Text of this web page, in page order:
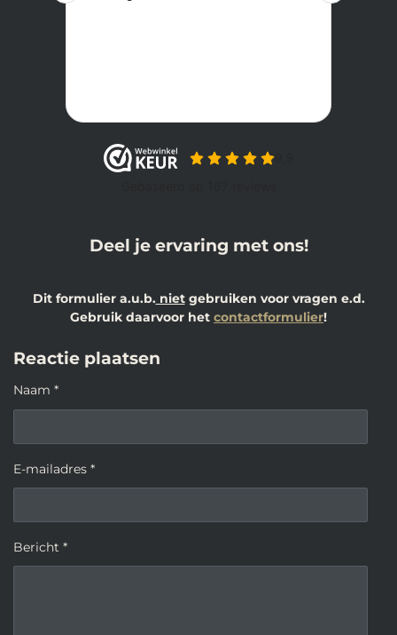
Deel je ervaring met ons!
Dit formulier a.u.b.nietgebruiken voor vragen e.d.
Gebruik daarvoor het contactformulier!
Reactie plaatsen
Naam *
E-mailadres *
Bericht *